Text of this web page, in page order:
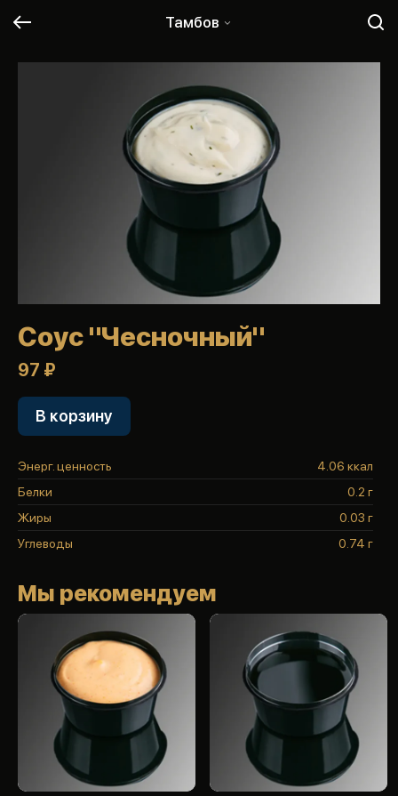
Тамбов
Соус "Чесночный"
97 ₽
В корзину
Энерг. ценность
4.06 ккал
Белки
0.2 г
Жиры
0.03 г
Углеводы
0.74 г
Мы рекомендуем